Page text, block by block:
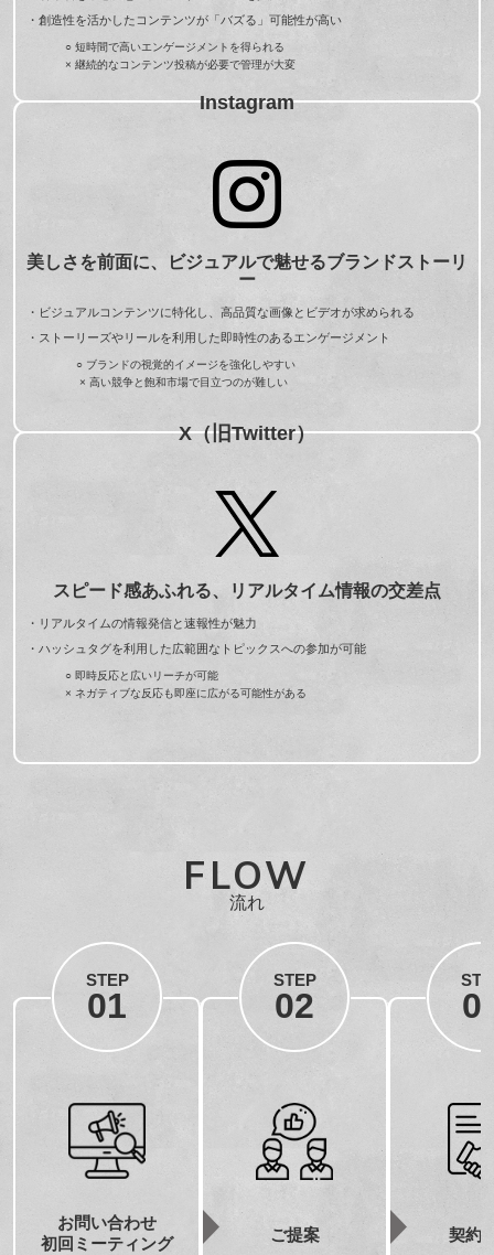
・創造性を活かしたコンテンツが「バズる」可能性が高い
○ 短時間で高いエンゲージメントを得られる
× 継続的なコンテンツ投稿が必要で管理が大変
Instagram
美しさを前面に、ビジュアルで魅せるブランドストーリ
ー
・ビジュアルコンテンツに特化し、高品質な画像とビデオが求められる
・ストーリーズやリールを利用した即時性のあるエンゲージメント
○ ブランドの視覚的イメージを強化しやすい
× 高い競争と飽和市場で目立つのが難しい
X（旧Twitter）
スピード感あふれる、リアルタイム情報の交差点
・リアルタイムの情報発信と速報性が魅力
・ハッシュタグを利用した広範囲なトピックスへの参加が可能
○ 即時反応と広いリーチが可能
× ネガティブな反応も即座に広がる可能性がある
FLOW
流れ
STEP
01
お問い合わせ
初回ミーティング
STEP
02
ご提案 契約